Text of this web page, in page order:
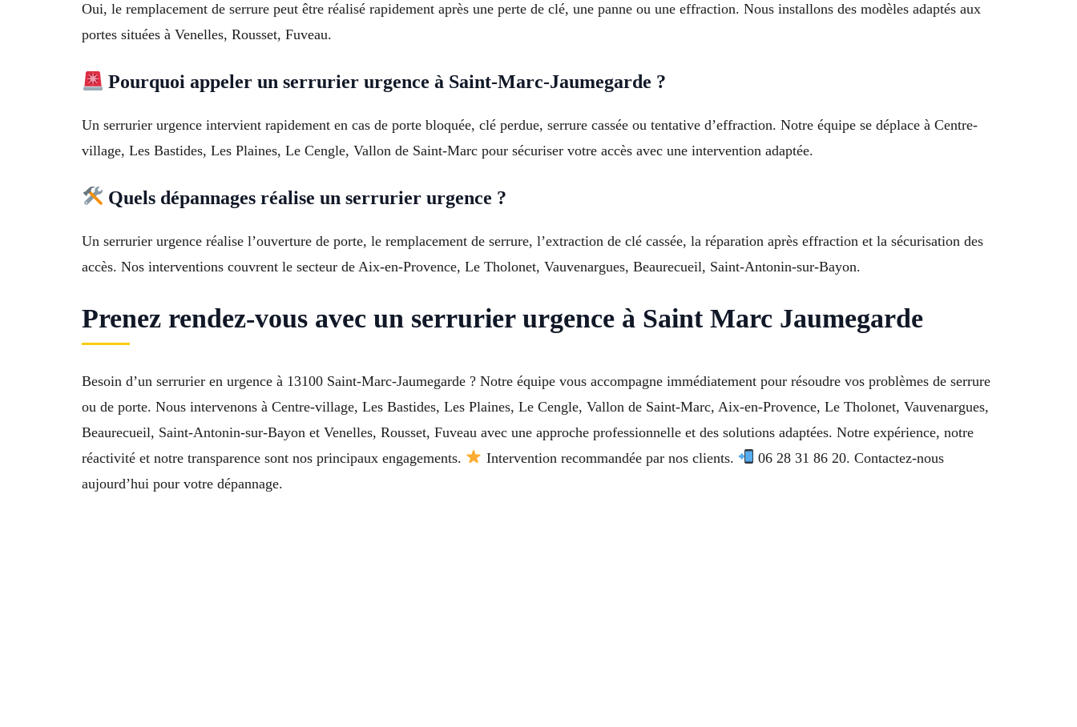
Oui, le remplacement de serrure peut être réalisé rapidement après une perte de clé, une panne ou une effraction. Nous installons des modèles adaptés aux
portes situées à Venelles, Rousset, Fuveau.
Pourquoi appeler un serrurier urgence à Saint-Marc-Jaumegarde ?
Un serrurier urgence intervient rapidement en cas de porte bloquée, clé perdue, serrure cassée ou tentative d’effraction. Notre équipe se déplace à Centre-
village, Les Bastides, Les Plaines, Le Cengle, Vallon de Saint-Marc pour sécuriser votre accès avec une intervention adaptée.
Quels dépannages réalise un serrurier urgence ?
Un serrurier urgence réalise l’ouverture de porte, le remplacement de serrure, l’extraction de clé cassée, la réparation après effraction et la sécurisation des
accès. Nos interventions couvrent le secteur de Aix-en-Provence, Le Tholonet, Vauvenargues, Beaurecueil, Saint-Antonin-sur-Bayon.
Prenez rendez-vous avec un serrurier urgence à Saint Marc Jaumegarde
Besoin d’un serrurier en urgence à 13100 Saint-Marc-Jaumegarde ? Notre équipe vous accompagne immédiatement pour résoudre vos problèmes de serrure
ou de porte. Nous intervenons à Centre-village, Les Bastides, Les Plaines, Le Cengle, Vallon de Saint-Marc, Aix-en-Provence, Le Tholonet, Vauvenargues,
Beaurecueil, Saint-Antonin-sur-Bayon et Venelles, Rousset, Fuveau avec une approche professionnelle et des solutions adaptées. Notre expérience, notre
réactivité et notre transparence sont nos principaux engagements.
Intervention recommandée par nos clients.
06 28 31 86 20. Contactez-nous
aujourd’hui pour votre dépannage.